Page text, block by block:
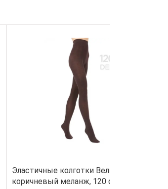
Эластичные колготки Велюр, цвет
коричневый меланж, 120 den